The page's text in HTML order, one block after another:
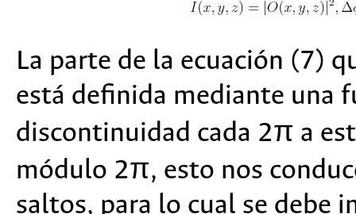
La parte de la ecuación (7)
está definida mediante una
discontinuidad cada 2π a
módulo 2π, esto nos
saltos, para lo cual se debe